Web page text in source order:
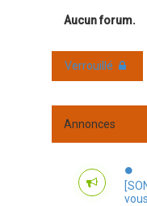
Aucun forum.
Verrouillé
Annonces